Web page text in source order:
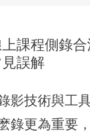
課程側錄合
誤解
影技術與工
錄更為重要